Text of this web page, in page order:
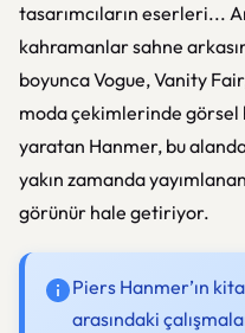
tasarımcıların eserleri...
kahramanlar sahne
boyunca Vogue, Vanity
moda çekimlerinde
yaratan Hanmer, bu
yakın zamanda
görünür hale getiriyor.
Piers Hanmer’ın
arasındaki